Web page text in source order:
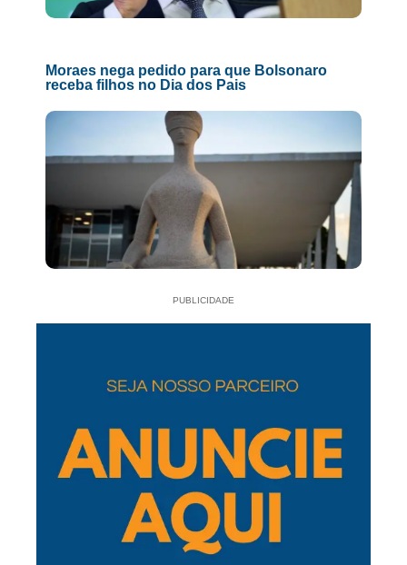
Moraes nega pedido para que Bolsonaro
receba filhos no Dia dos Pais
PUBLICIDADE